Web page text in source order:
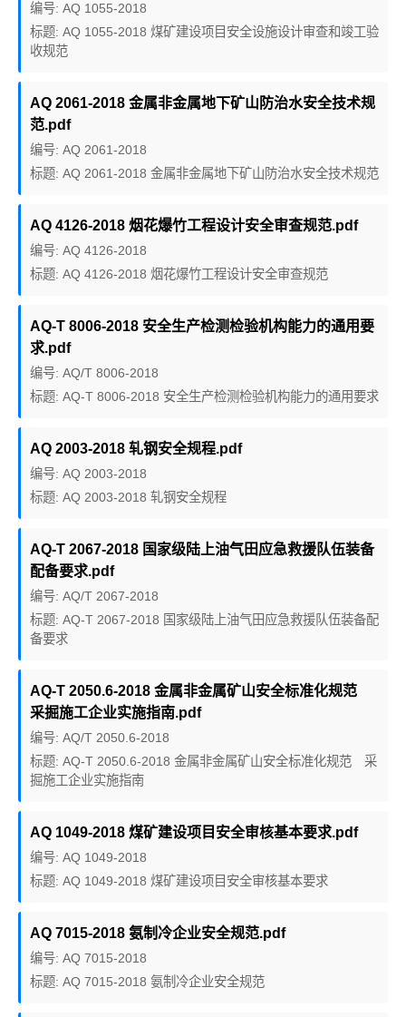
编号: AQ 1055-2018
标题: AQ 1055-2018 煤矿建设项目安全设施设计审查和竣工验
收规范
AQ 2061-2018 金属非金属地下矿山防治水安全技术规
范.pdf
编号: AQ 2061-2018
标题: AQ 2061-2018 金属非金属地下矿山防治水安全技术规范
AQ 4126-2018 烟花爆竹工程设计安全审查规范.pdf
编号: AQ 4126-2018
标题: AQ 4126-2018 烟花爆竹工程设计安全审查规范
AQ-T 8006-2018 安全生产检测检验机构能力的通用要
求.pdf
编号: AQ/T 8006-2018
标题: AQ-T 8006-2018 安全生产检测检验机构能力的通用要求
AQ 2003-2018 轧钢安全规程.pdf
编号: AQ 2003-2018
标题: AQ 2003-2018 轧钢安全规程
AQ-T 2067-2018 国家级陆上油气田应急救援队伍装备
配备要求.pdf
编号: AQ/T 2067-2018
标题: AQ-T 2067-2018 国家级陆上油气田应急救援队伍装备配
备要求
AQ-T 2050.6-2018 金属非金属矿山安全标准化规范
采掘施工企业实施指南.pdf
编号: AQ/T 2050.6-2018
标题: AQ-T 2050.6-2018 金属非金属矿山安全标准化规范 采
掘施工企业实施指南
AQ 1049-2018 煤矿建设项目安全审核基本要求.pdf
编号: AQ 1049-2018
标题: AQ 1049-2018 煤矿建设项目安全审核基本要求
AQ 7015-2018 氨制冷企业安全规范.pdf
编号: AQ 7015-2018
标题: AQ 7015-2018 氨制冷企业安全规范